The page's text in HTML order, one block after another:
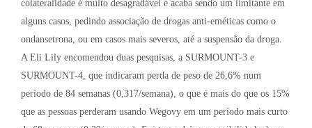
colateralidade é muito desagradável e acaba sendo um limitante em
alguns casos, pedindo associação de drogas anti-eméticas como o
ondansetrona, ou em casos mais severos, até a suspensão da droga.
A Eli Lily encomendou duas pesquisas, a SURMOUNT-3 e
SURMOUNT-4, que indicaram perda de peso de 26,6% num
período de 84 semanas (0,317/semana), o que é mais do que os 15%
que as pessoas perderam usando Wegovy em um período mais curto